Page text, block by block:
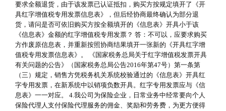
要求全额退货，由于该发票已认证抵扣，购买方按规定填开了《开
具红字增值税专用发票信息表》，但后经协商最终确认为部分退
货，请问是否可依旧购买方按全额填开的《信息表》开具小于该
《信息表》金额的红字增值税专用发票？ 答：不可以，应要求购买
方作废原信息表，并重新按照协商结果填开一张新的《开具红字增
值税专用发票信息表》。 《国家税务总局关于红字增值税发票开具
有关问题的公告》（国家税务总局公告2016年第47号）第一条第
（三）规定，销售方凭税务机关系统校验通过的《信息表》开具红
字专用发票，在新系统中以销项负数开具。红字专用发票应与《信
息表》一一对应。 4.我公司为保险企业，日常业务中经常要向个人
保险代理人支付保险代理服务的佣金、奖励和劳务费，为更方便得